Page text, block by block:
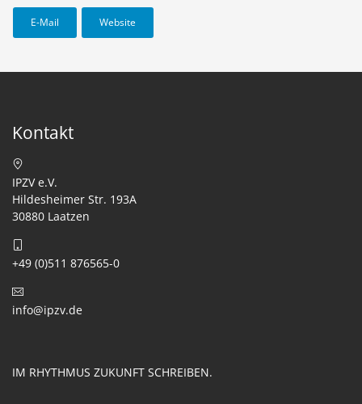
E-Mail Website
Kontakt
IPZV e.V.
Hildesheimer Str. 193A
30880 Laatzen
+49 (0)511 876565-0
info@ipzv.de
IM RHYTHMUS ZUKUNFT SCHREIBEN.